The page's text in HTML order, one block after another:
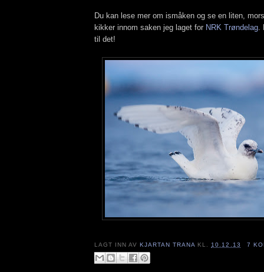
Du kan lese mer om ismåken og se en liten,
kikker innom saken jeg laget for NRK Trøndelag
til det!
LAGT INN AV KJARTAN TRANA KL.10.12.13 7